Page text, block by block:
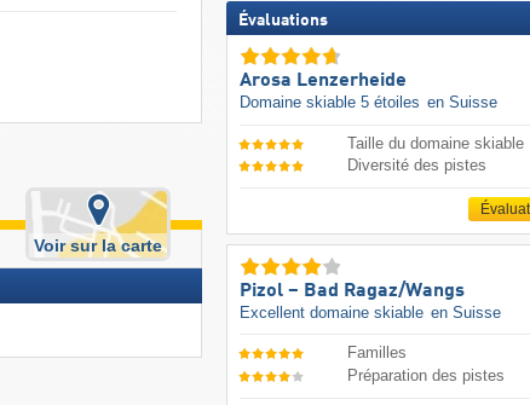
Voir sur la carte
Évaluations
Arosa Lenzerheide
Domaine skiable 5 étoiles en Suisse
Taille du domaine skiable
Diversité des pistes
Pizol – Bad Ragaz/​Wangs
Excellent domaine skiable en Suisse
Familles
Préparation des pistes